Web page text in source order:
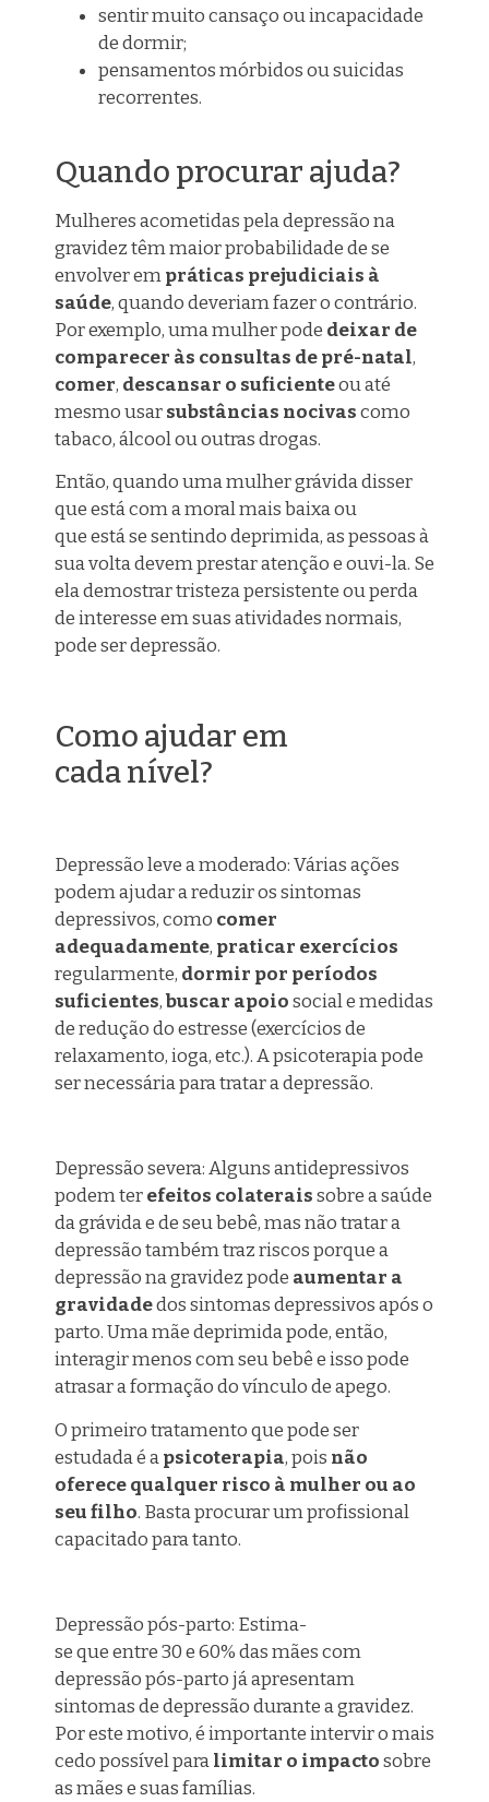
sentir muito cansaço ouincapacidade
de dormir;
pensamentosmórbidosou suicidas
recorrentes.
Quando procurar ajuda?
Mulheres acometidas pela depressão na
gravidez têm maior probabilidade de se
envolver empráticas prejudiciais à
saúde, quando deveriam fazer o contrário.
Por exemplo, uma mulher pode deixar de
comparecer às consultas de pré-natal,
comer, descansar o suficienteou até
mesmo usarsubstâncias nocivascomo
tabaco, álcool ououtrasdrogas.
Então, quando uma mulher grávida disser
que está com a moral mais baixa ou
queestáse sentindo deprimida, as pessoas à
sua volta devem prestar atenção e ouvi-la. Se
ela demostrar tristeza persistente ou perda
de interesse em suas atividades normais,
pode ser depressão.
Como ajudar em
cada nível?
Depressão leve a moderado: Várias ações
podem ajudar a reduzir os sintomas
depressivos, como comer
adequadamente, praticar exercícios
regularmente, dormir por períodos
suficientes,buscar apoiosocial e medidas
de redução do estresse (exercícios de
relaxamento, ioga, etc.). Apsicoterapiapode
ser necessária para tratar a depressão.
Depressão severa: Alguns antidepressivos
podem terefeitos colateraissobre a saúde
da grávida e de seu bebê, mas não tratar a
depressão também traz riscos porque a
depressão na gravidez pode aumentar a
gravidadedos sintomas depressivos após o
parto. Uma mãe deprimida pode, então,
interagir menos com seu bebê e isso pode
atrasar a formação do vínculo de apego.
O primeiro tratamento que pode ser
estudada é apsicoterapia, pois não
oferece qualquer risco à mulher ou ao
seu filho. Basta procurar um profissional
capacitadopara tanto.
Depressão pós-parto: Estima-
se que entre 30 e 60% das mães com
depressão pós-parto já apresentam
sintomas de depressão durante a gravidez.
Por este motivo, é importante intervir o mais
cedo possível paralimitar o impactosobre
as mães e suas famílias.